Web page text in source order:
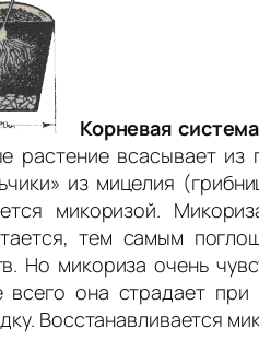
Корневая система
растение всасывает
из мицелия
микоризой.
тем самым
Но микориза очень
всего она страдает
Восстанавливается